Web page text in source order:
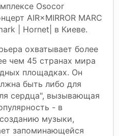
Osocor
AIR×MIRROR MARC
| Hornet| в Киеве.
охватывает более
чем 45 странах мира
площадках. Он
быть либо для
сердца", вызывающая
- в
музыки,
запоминающейся